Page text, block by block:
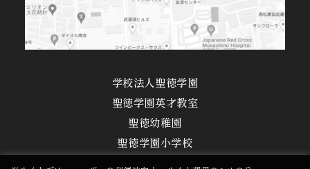
学校法人聖徳学園
聖徳学園英才教室
聖徳幼稚園
聖徳学園小学校